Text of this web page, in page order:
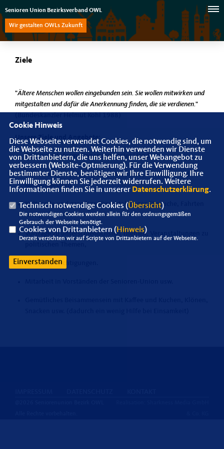
Senioren Union Bezirksverband OWL
Wir gestalten OWLs Zukunft
Ziele
"Ältere Menschen wollen eingebunden sein. Sie wollen mitwirken und
mitgestalten und dafür die Anerkennung finden, die sie verdienen."
Unsere Ziele und Angebote:
Politische Informationen aus erster Hand.
Kontakte zur CDU, zu MdEP, MdB, MdL, Landräten und
Bürgermeistern.
Kulturelle und gesellige Veranstaltungen (Besuche, Fahrten
usw.)
Vorträge zu unterschiedlichsten Themen, Veranstaltungen zu
Betriebsbesichtigungen.
Cookie Hinweis
Diese Webseite verwendet Cookies, die notwendig sind, um
die Webseite zu nutzen. Weiterhin verwenden wir Dienste
von Drittanbietern, die uns helfen, unser Webangebot zu
verbessern (Website-Optmierung). Für die Verwendung
bestimmter Dienste, benötigen wir Ihre Einwilligung. Ihre
Einwilligung können Sie jederzeit widerrufen. Weitere
Informationen finden Sie in unserer Datenschutzerklärung.
Technisch notwendige Cookies (Übersicht)
Die notwendigen Cookies werden allein für den ordnungsgemäßen
Gebrauch der Webseite benötigt.
Cookies von Drittanbietern ( Hinweis)
Derzeit verzichten wir auf Scripte von Drittanbietern auf der Webseite.
Einverstanden